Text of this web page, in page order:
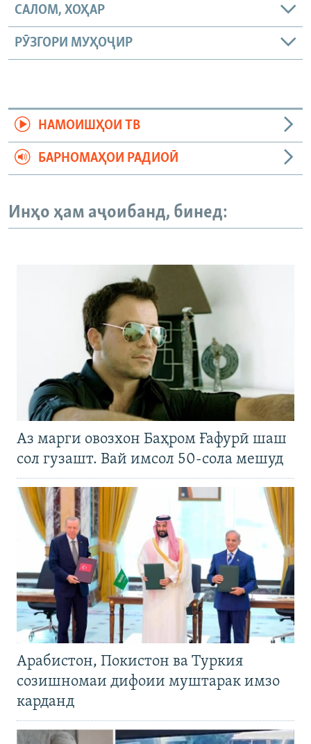
САЛОМ, ХОҲАР
РӮЗГОРИ МУҲОҶИР
НАМОИШҲОИ ТВ
БАРНОМАҲОИ РАДИОӢ
Инҳо ҳам аҷоибанд, бинед:
Аз марги овозхон Баҳром Ғафурӣ шаш
сол гузашт. Вай имсол 50-сола мешуд
Арабистон, Покистон ва Туркия
созишномаи дифоии муштарак имзо
карданд